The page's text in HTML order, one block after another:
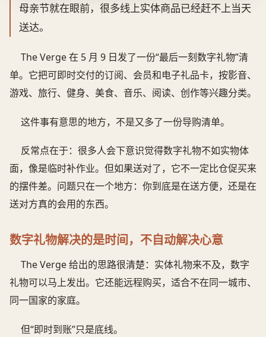
母亲节就在眼前，很多线上实体商品已经赶不上当天
送达。
The Verge 在 5 月 9 日发了一份“最后一刻数字礼物”清
单。它把可即时交付的订阅、会员和电子礼品卡，按影音、
游戏、旅行、健身、美食、音乐、阅读、创作等兴趣分类。
这件事有意思的地方，不是又多了一份导购清单。
反常点在于：很多人会下意识觉得数字礼物不如实物体
面，像是临时补作业。但如果送对了，它不一定比仓促买来
的摆件差。问题只在一个地方：你到底是在送方便，还是在
送对方真的会用的东西。
数字礼物解决的是时间，不自动解决心意
The Verge 给出的思路很清楚：实体礼物来不及，数字
礼物可以马上发出。它还能远程购买，适合不在同一城市、
同一国家的家庭。
但“即时到账”只是底线。